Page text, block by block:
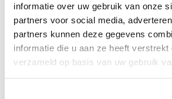
informatie over uw gebruik van onze
partners voor social media,
partners kunnen deze gegevens
informatie die u aan ze heeft verstrekt
verzameld op basis van uw gebruik
De afsluiters zijn uitgevoerd
messing, gietijzer- en staal-
speciale roestvaste
Van klein tot groot (3/4″ – 48″).